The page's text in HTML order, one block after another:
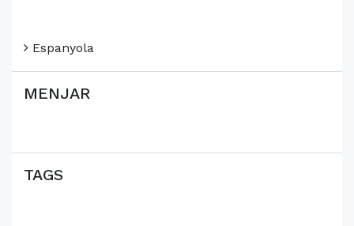
Espanyola
MENJAR
TAGS